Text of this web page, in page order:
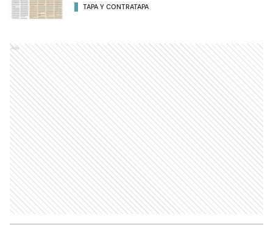
TAPA Y CONTRATAPA
Ads